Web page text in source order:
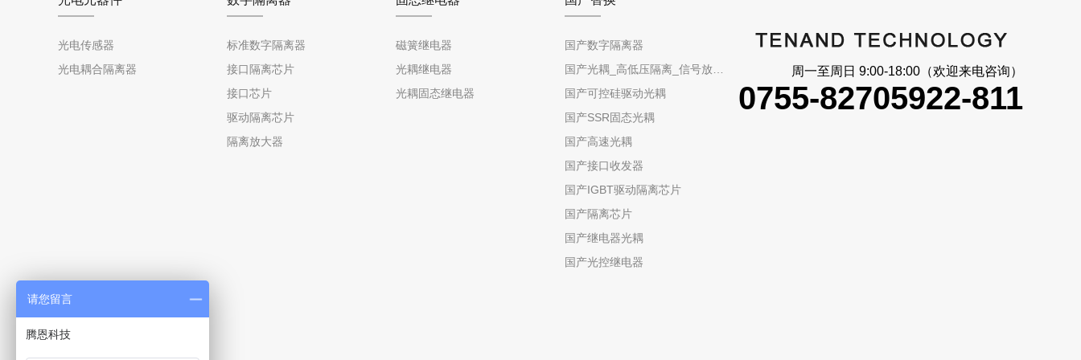
光电传感器
光电耦合隔离器
标准数字隔离器
接口隔离芯片
接口芯片
驱动隔离芯片
隔离放大器
磁簧继电器
光耦继电器
光耦固态继电器
国产数字隔离器
国产可控硅驱动光耦
国产SSR固态光耦
国产高速光耦
国产接口收发器
国产IGBT驱动隔离芯片
国产隔离芯片
国产继电器光耦
国产光控继电器
周一至周日 9:00-18:00（欢迎来电咨询）
0755-82705922-811
请您留言
腾恩科技